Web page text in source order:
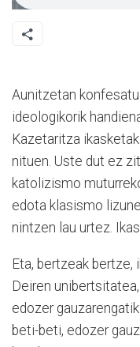
Aunitzetan
ideologikorik
Kazetaritza
nituen. Uste dut ez
katolizismo
edota klasismo
nintzen lau urtez.
Eta, bertzeak bertze,
Deiren
edozer
beti-beti, edozer